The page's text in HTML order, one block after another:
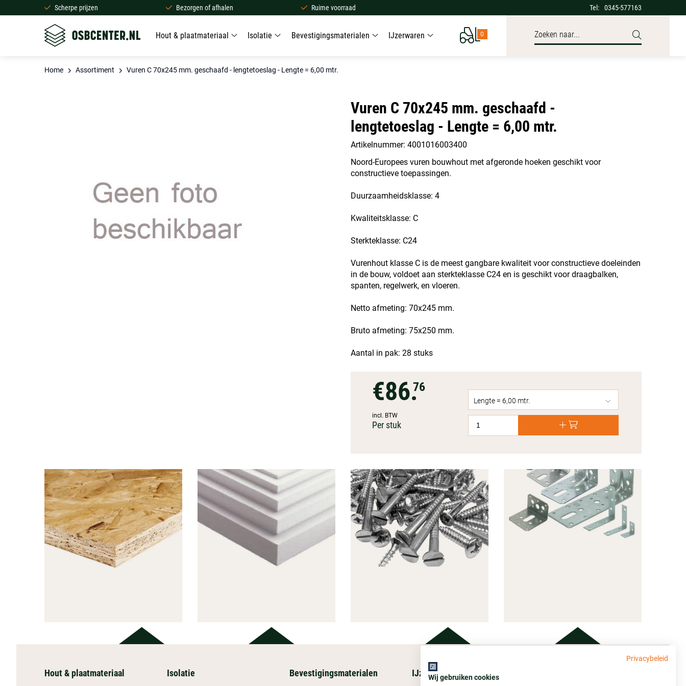
Scherpe prijzen Bezorgen of afhalen Ruime voorraad Tel: 0345-577163
Hout & plaatmateriaal Isolatie Bevestigingsmaterialen IJzerwaren 0
Home Assortiment Vuren C 70x245 mm. geschaafd - lengtetoeslag - Lengte = 6,00 mtr.
Vuren C 70x245 mm. geschaafd -
lengtetoeslag - Lengte = 6,00 mtr.
Artikelnummer: 4001016003400
Noord-Europees vuren bouwhout met afgeronde hoeken geschikt voor
constructieve toepassingen.
Duurzaamheidsklasse: 4
Kwaliteitsklasse: C
Sterkteklasse: C24
Vurenhout klasse C is de meest gangbare kwaliteit voor constructieve doeleinden
in de bouw, voldoet aan sterkteklasse C24 en is geschikt voor draagbalken,
spanten, regelwerk, en vloeren.
Netto afmeting: 70x245 mm.
Bruto afmeting: 75x250 mm.
Aantal in pak: 28 stuks
€86.76
incl. BTW
Per stuk
Lengte = 6,00 mtr.
HOUT &
BEVESTIGINGS
Hout & plaatmateriaal Isolatie Bevestigingsmaterialen IJzerwaren
Privacybeleid
Wij gebruiken cookies